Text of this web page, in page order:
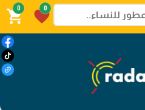
0
favorite
0
shopping_cart